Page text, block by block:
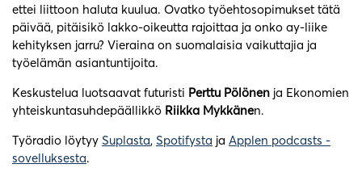
ettei liittoon haluta kuulua. Ovatko työehtosopimukset tätä
päivää, pitäisikö lakko-oikeutta rajoittaa ja onko ay-liike
kehityksen jarru? Vieraina on suomalaisia vaikuttajia ja
työelämän asiantuntijoita.
Keskustelua luotsaavat futuristi Perttu Pölönen ja Ekonomien
yhteiskuntasuhdepäällikkö Riikka Mykkänen.
Työradio löytyy Suplasta, Spotifysta ja Applen podcasts -
sovelluksesta.